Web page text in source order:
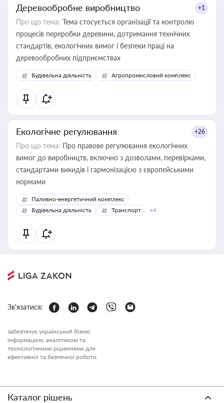
Деревообробне виробництво +1
Про що тема: Тема стосується організації та контролю
процесів переробки деревини, дотримання технічних
стандартів, екологічних вимог і безпеки праці на
деревообробних підприємствах
Будівельна діяльність Агропромисловий комплекс
Екологічне регулювання +26
Про що тема: Про правове регулювання екологічних
вимог до виробництв, включно з дозволами, перевірками,
стандартами викидів і гармонізацією з європейськими
нормами
Паливно-енергетичний комплекс
Будівельна діяльність
Транспорт +4
Зв'язатися:
забезпечує український бізнес
інформацією, аналітикою та
технологічними рішеннями для
ефективної та безпечної роботи.
Каталог рішень